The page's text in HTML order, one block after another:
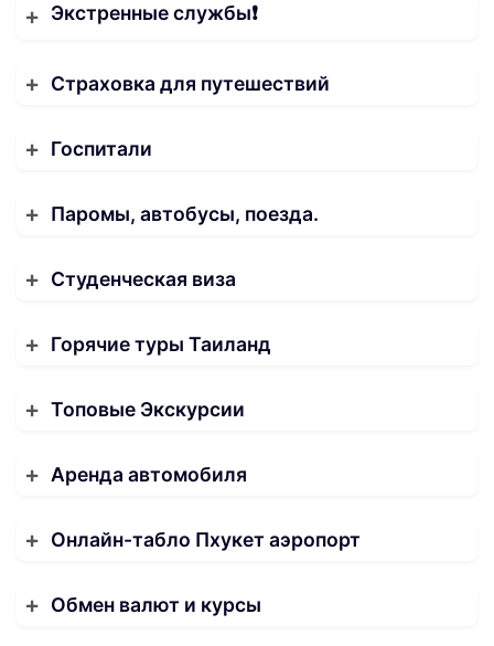
Экстренные службы❗️
Страховка для путешествий
Госпитали
Паромы, автобусы, поезда.
Студенческая виза
Горячие туры Таиланд
Топовые Экскурсии
Аренда автомобиля
Онлайн-табло Пхукет аэропорт
Обмен валют и курсы